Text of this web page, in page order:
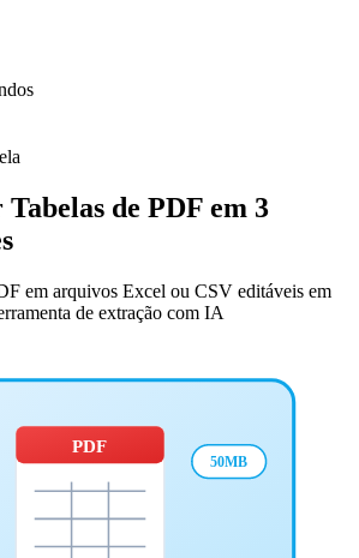
de PDF em 3
em arquivos Excel ou CSV editáveis em
de extração com IA
PDF
50MB